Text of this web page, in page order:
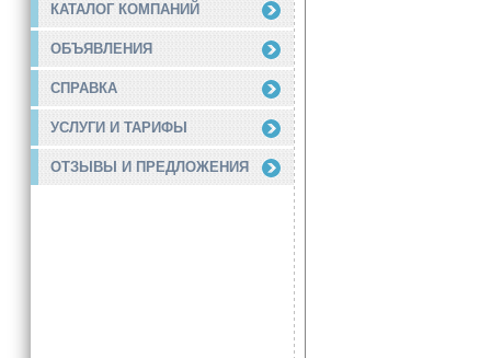
КАТАЛОГ КОМПАНИЙ
ОБЪЯВЛЕНИЯ
СПРАВКА
УСЛУГИ И ТАРИФЫ
ОТЗЫВЫ И ПРЕДЛОЖЕНИЯ